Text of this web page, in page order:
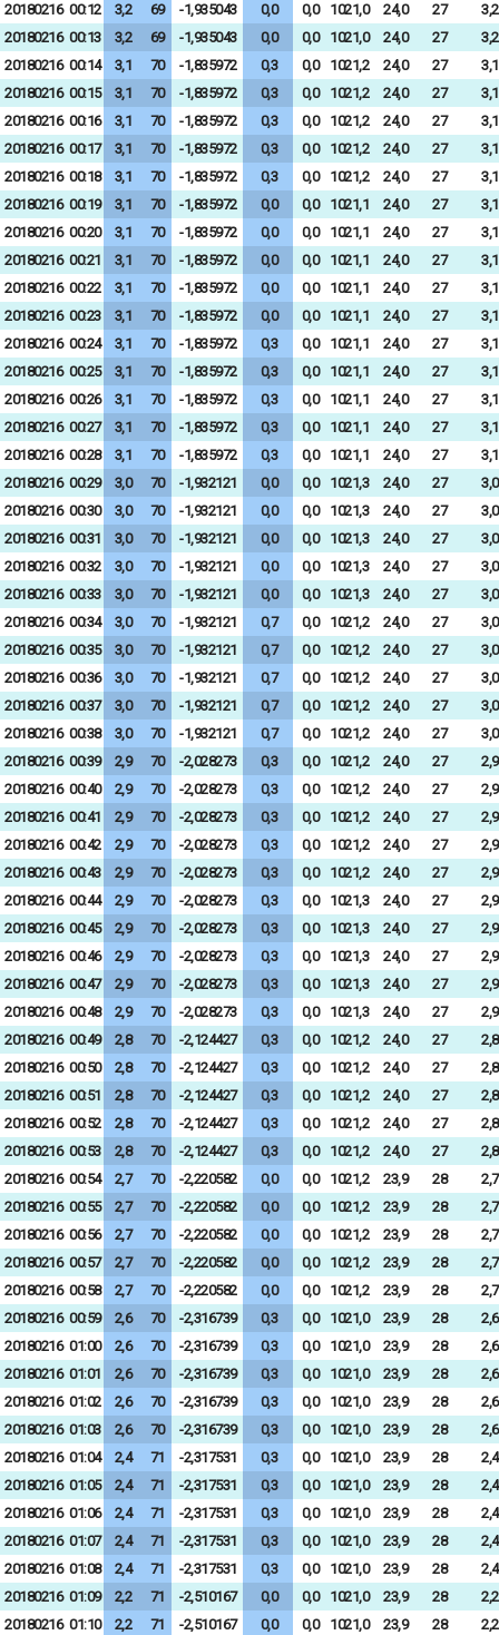
20180216 00:12 3,2 69 -1,935043 0,0 0,0 1021,0 24,0 27
3,2
20180216 00:13 3,2 69 -1,935043 0,0 0,0 1021,0 24,0 27
3,2
20180216 00:14 3,1 70 -1,835972 0,3 0,0 1021,2 24,0 27
3,1
20180216 00:15 3,1 70 -1,835972 0,3 0,0 1021,2 24,0 27
3,1
20180216 00:16 3,1 70 -1,835972 0,3 0,0 1021,2 24,0 27
3,1
20180216 00:17 3,1 70 -1,835972 0,3 0,0 1021,2 24,0 27
3,1
20180216 00:18 3,1 70 -1,835972 0,3 0,0 1021,2 24,0 27
3,1
20180216 00:19 3,1 70 -1,835972 0,0 0,0 1021,1 24,0 27
3,1
20180216 00:20 3,1 70 -1,835972 0,0 0,0 1021,1 24,0 27
3,1
20180216 00:21 3,1 70 -1,835972 0,0 0,0 1021,1 24,0 27
3,1
20180216 00:22 3,1 70 -1,835972 0,0 0,0 1021,1 24,0 27
3,1
20180216 00:23 3,1 70 -1,835972 0,0 0,0 1021,1 24,0 27
3,1
20180216 00:24 3,1 70 -1,835972 0,3 0,0 1021,1 24,0 27
3,1
20180216 00:25 3,1 70 -1,835972 0,3 0,0 1021,1 24,0 27
3,1
20180216 00:26 3,1 70 -1,835972 0,3 0,0 1021,1 24,0 27
3,1
20180216 00:27 3,1 70 -1,835972 0,3 0,0 1021,1 24,0 27
3,1
20180216 00:28 3,1 70 -1,835972 0,3 0,0 1021,1 24,0 27
3,1
20180216 00:29 3,0 70 -1,932121 0,0 0,0 1021,3 24,0 27
3,0
20180216 00:30 3,0 70 -1,932121 0,0 0,0 1021,3 24,0 27
3,0
20180216 00:31 3,0 70 -1,932121 0,0 0,0 1021,3 24,0 27
3,0
20180216 00:32 3,0 70 -1,932121 0,0 0,0 1021,3 24,0 27
3,0
20180216 00:33 3,0 70 -1,932121 0,0 0,0 1021,3 24,0 27
3,0
20180216 00:34 3,0 70 -1,932121 0,7 0,0 1021,2 24,0 27
3,0
20180216 00:35 3,0 70 -1,932121 0,7 0,0 1021,2 24,0 27
3,0
20180216 00:36 3,0 70 -1,932121 0,7 0,0 1021,2 24,0 27
3,0
20180216 00:37 3,0 70 -1,932121 0,7 0,0 1021,2 24,0 27
3,0
20180216 00:38 3,0 70 -1,932121 0,7 0,0 1021,2 24,0 27
3,0
20180216 00:39 2,9 70 -2,028273 0,3 0,0 1021,2 24,0 27
2,9
20180216 00:40 2,9 70 -2,028273 0,3 0,0 1021,2 24,0 27
2,9
20180216 00:41 2,9 70 -2,028273 0,3 0,0 1021,2 24,0 27
2,9
20180216 00:42 2,9 70 -2,028273 0,3 0,0 1021,2 24,0 27
2,9
20180216 00:43 2,9 70 -2,028273 0,3 0,0 1021,2 24,0 27
2,9
20180216 00:44 2,9 70 -2,028273 0,3 0,0 1021,3 24,0 27
2,9
20180216 00:45 2,9 70 -2,028273 0,3 0,0 1021,3 24,0 27
2,9
20180216 00:46 2,9 70 -2,028273 0,3 0,0 1021,3 24,0 27
2,9
20180216 00:47 2,9 70 -2,028273 0,3 0,0 1021,3 24,0 27
2,9
20180216 00:48 2,9 70 -2,028273 0,3 0,0 1021,3 24,0 27
2,9
20180216 00:49 2,8 70 -2,124427 0,3 0,0 1021,2 24,0 27
2,8
20180216 00:50 2,8 70 -2,124427 0,3 0,0 1021,2 24,0 27
2,8
20180216 00:51 2,8 70 -2,124427 0,3 0,0 1021,2 24,0 27
2,8
20180216 00:52 2,8 70 -2,124427 0,3 0,0 1021,2 24,0 27
2,8
20180216 00:53 2,8 70 -2,124427 0,3 0,0 1021,2 24,0 27
2,8
20180216 00:54 2,7 70 -2,220582 0,0 0,0 1021,2 23,9 28
2,7
20180216 00:55 2,7 70 -2,220582 0,0 0,0 1021,2 23,9 28
2,7
20180216 00:56 2,7 70 -2,220582 0,0 0,0 1021,2 23,9 28
2,7
20180216 00:57 2,7 70 -2,220582 0,0 0,0 1021,2 23,9 28
2,7
20180216 00:58 2,7 70 -2,220582 0,0 0,0 1021,2 23,9 28
2,7
20180216 00:59 2,6 70 -2,316739 0,3 0,0 1021,0 23,9 28
2,6
20180216 01:00 2,6 70 -2,316739 0,3 0,0 1021,0 23,9 28
2,6
20180216 01:01 2,6 70 -2,316739 0,3 0,0 1021,0 23,9 28
2,6
20180216 01:02 2,6 70 -2,316739 0,3 0,0 1021,0 23,9 28
2,6
20180216 01:03 2,6 70 -2,316739 0,3 0,0 1021,0 23,9 28
2,6
20180216 01:04 2,4 71 -2,317531 0,3 0,0 1021,0 23,9 28
2,4
20180216 01:05 2,4 71 -2,317531 0,3 0,0 1021,0 23,9 28
2,4
20180216 01:06 2,4 71 -2,317531 0,3 0,0 1021,0 23,9 28
2,4
20180216 01:07 2,4 71 -2,317531 0,3 0,0 1021,0 23,9 28
2,4
20180216 01:08 2,4 71 -2,317531 0,3 0,0 1021,0 23,9 28
2,4
20180216 01:09 2,2 71 -2,510167 0,0 0,0 1021,0 23,9 28
2,2
20180216 01:10 2,2 71 -2,510167 0,0 0,0 1021,0 23,9 28
2,2